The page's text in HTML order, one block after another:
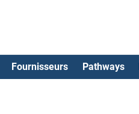
Fournisseurs Pathways